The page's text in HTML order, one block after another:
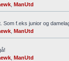
ManUtd
f.eks junior og
ManUtd
ManUtd